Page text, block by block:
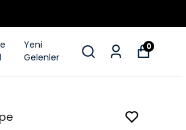
Yeni
Gelenler
0